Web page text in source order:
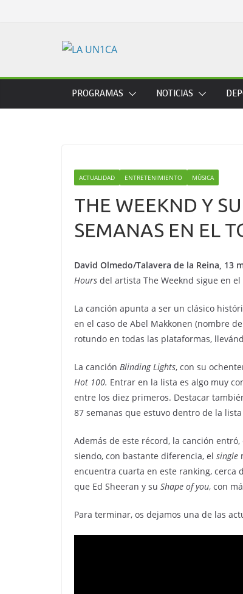
PROGRAMAS NOTICIAS
ACTUALIDAD ENTRETENIMIENTO MÚSICA
THE WEEKND Y
SEMANAS EN EL
David Olmedo/Talavera de la Reina, 13
Hours del artista The Weeknd sigue en
La canción apunta a ser un clásico
en el caso de Abel Makkonen (nombre
rotundo en todas las plataformas,
La canción Blinding Lights, con su
Hot 100. Entrar en la lista es algo muy
entre los diez primeros. Destacar
87 semanas que estuvo dentro de la
Además de este récord, la canción
siendo, con bastante diferencia, el single
encuentra cuarta en este ranking, cerca
que Ed Sheeran y su Shape of you, con
Para terminar, os dejamos una de las